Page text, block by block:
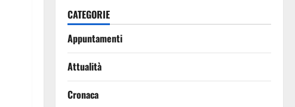
CATEGORIE
Appuntamenti
Attualità
Cronaca